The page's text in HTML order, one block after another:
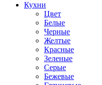
Кухни
Цвет
Белые
Черные
Желтые
Красные
Зеленые
Серые
Бежевые